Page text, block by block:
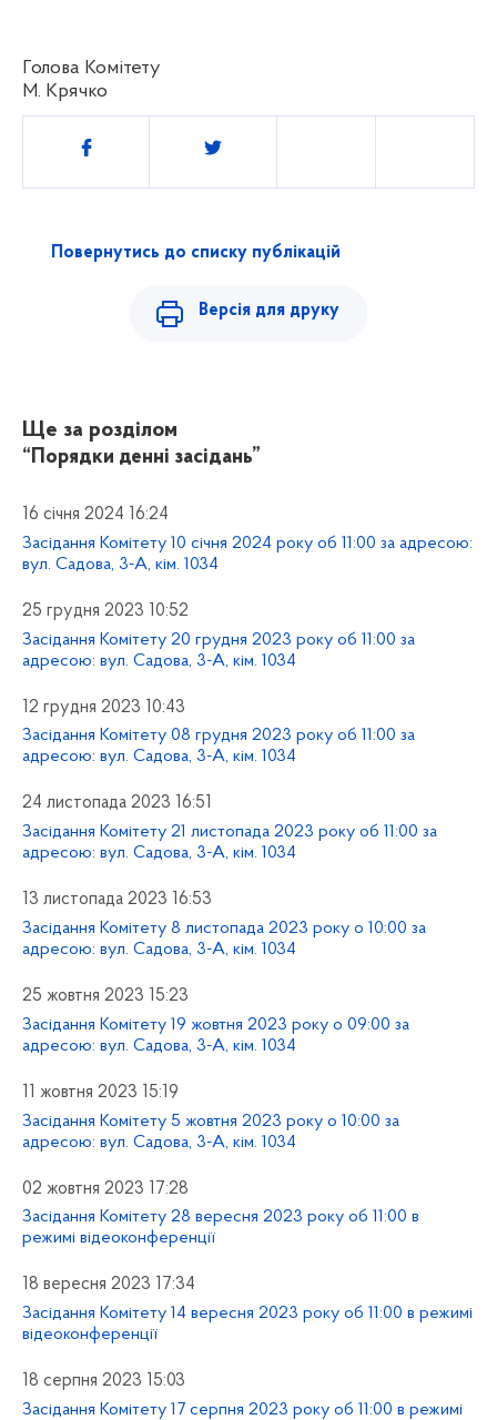
Голова Комітету
М. Крячко
Поділитись
Повернутись до списку публікацій
Версія для друку
Ще за розділом
“Порядки денні засідань”
16 січня 2024 16:24
Засідання Комітету 10 січня 2024 року об 11:00 за адресою:
вул. Садова, 3-А, кім. 1034
25 грудня 2023 10:52
Засідання Комітету 20 грудня 2023 року об 11:00 за
адресою: вул. Садова, 3-А, кім. 1034
12 грудня 2023 10:43
Засідання Комітету 08 грудня 2023 року об 11:00 за
адресою: вул. Садова, 3-А, кім. 1034
24 листопада 2023 16:51
Засідання Комітету 21 листопада 2023 року об 11:00 за
адресою: вул. Садова, 3-А, кім. 1034
13 листопада 2023 16:53
Засідання Комітету 8 листопада 2023 року о 10:00 за
адресою: вул. Садова, 3-А, кім. 1034
25 жовтня 2023 15:23
Засідання Комітету 19 жовтня 2023 року о 09:00 за
адресою: вул. Садова, 3-А, кім. 1034
11 жовтня 2023 15:19
Засідання Комітету 5 жовтня 2023 року о 10:00 за
адресою: вул. Садова, 3-А, кім. 1034
02 жовтня 2023 17:28
Засідання Комітету 28 вересня 2023 року об 11:00 в
режимі відеоконференції
18 вересня 2023 17:34
Засідання Комітету 14 вересня 2023 року об 11:00 в режимі
відеоконференції
18 серпня 2023 15:03
Засідання Комітету 17 серпня 2023 року об 11:00 в режимі